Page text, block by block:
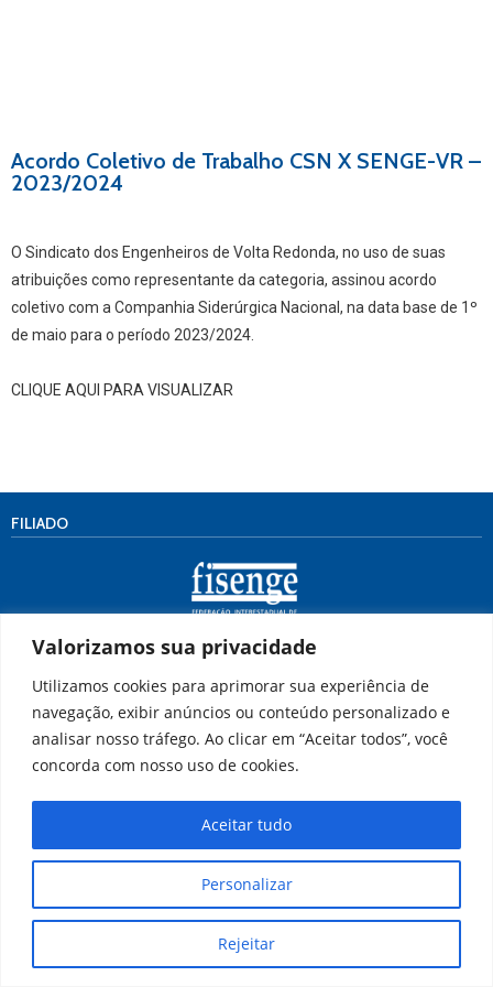
Valorizamos sua privacidade
Utilizamos cookies para aprimorar sua experiência de
navegação, exibir anúncios ou conteúdo personalizado e
analisar nosso tráfego. Ao clicar em “Aceitar todos”, você
concorda com nosso uso de cookies.
Personalizar
Rejeitar
Aceitar tudo
Acordo Coletivo de Trabalho CSN X SENGE-VR –
2023/2024
O Sindicato dos Engenheiros de Volta Redonda, no uso de suas
atribuições como representante da categoria, assinou acordo
coletivo com a Companhia Siderúrgica Nacional, na data base de 1º
de maio para o período 2023/2024.
CLIQUE AQUI PARA VISUALIZAR
FILIADO
Rua 21, nº 48 – Vila Santa Cecília
CEP: 27.260-280
Tel.: